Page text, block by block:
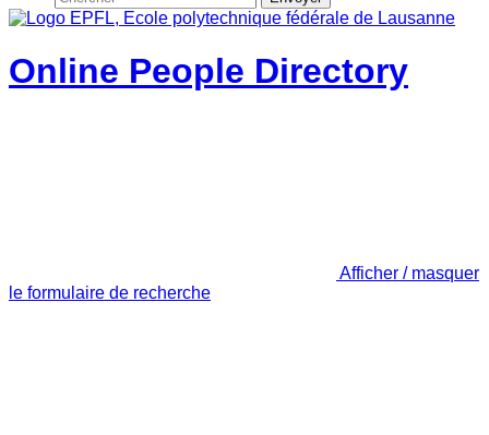
Online People Directory
Afficher / masquer
le formulaire de recherche